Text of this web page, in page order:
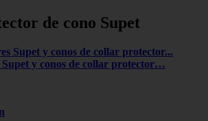
de cono Supet
Supet y conos de collar protector…